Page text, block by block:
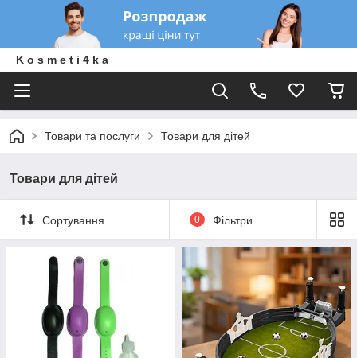
K o s m e t i 4 k a
Товари та послуги Товари для дітей
Товари для дітей
Сортування 0 Фільтри